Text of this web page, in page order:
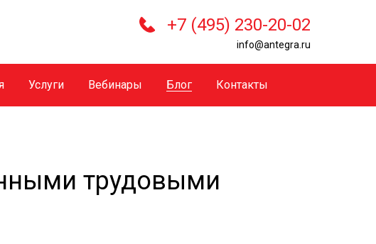
+7 (495) 230-20-02
info@antegra.ru
Услуги Вебинары Блог Контакты
трудовыми